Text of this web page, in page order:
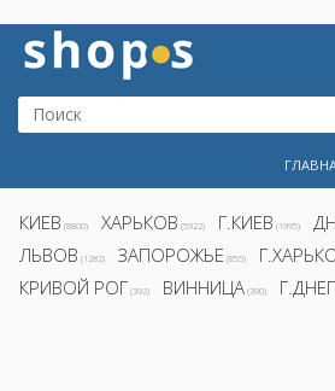
КИЕВ (8800) ХАРЬКОВ (5922) Г.КИЕВ (1995)
ЛЬВОВ (1282) ЗАПОРОЖЬЕ (855)
КРИВОЙ РОГ (392) ВИННИЦА (390)